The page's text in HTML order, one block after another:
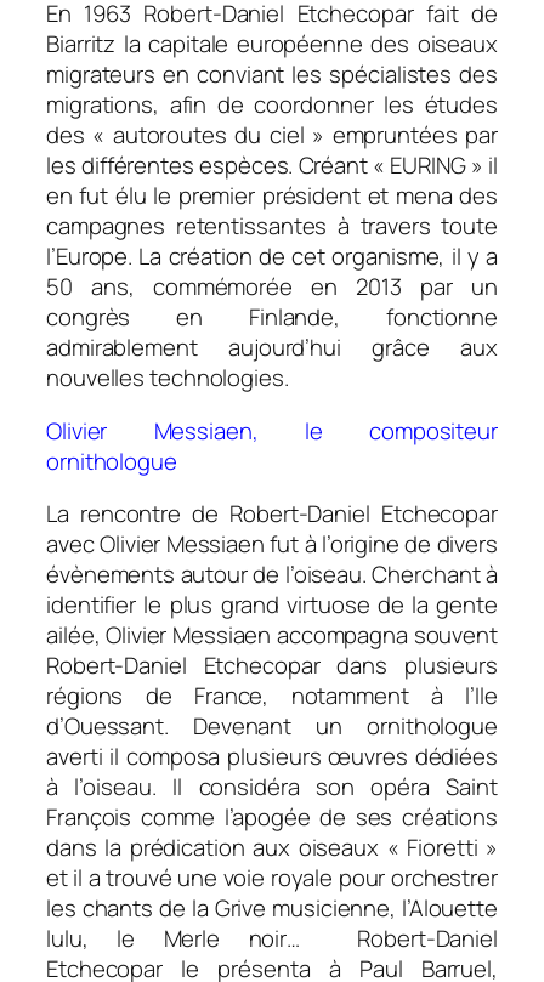
En 1963 Robert-Daniel Etchecopar fait de
Biarritz la capitale européenne des oiseaux
migrateurs en conviant les spécialistes des
migrations, afin de coordonner les études
des « autoroutes du ciel » empruntées par
les différentes espèces. Créant « EURING » il
en fut élu le premier président et mena des
campagnes retentissantes à travers toute
l’Europe. La création de cet organisme, il y a
50 ans, commémorée en 2013 par un
congrès en Finlande, fonctionne
admirablement aujourd’hui grâce aux
nouvelles technologies.
Olivier Messiaen, le compositeur
ornithologue
La rencontre de Robert-Daniel Etchecopar
avec Olivier Messiaen fut à l’origine de divers
évènements autour de l’oiseau. Cherchant à
identifier le plus grand virtuose de la gente
ailée, Olivier Messiaen accompagna souvent
Robert-Daniel Etchecopar dans plusieurs
régions de France, notamment à l’Ile
d’Ouessant. Devenant un ornithologue
averti il composa plusieurs œuvres dédiées
à l’oiseau. Il considéra son opéra Saint
François comme l’apogée de ses créations
dans la prédication aux oiseaux « Fioretti »
et il a trouvé une voie royale pour orchestrer
les chants de la Grive musicienne, l’Alouette
lulu, le Merle noir… Robert-Daniel
Etchecopar le présenta à Paul Barruel,